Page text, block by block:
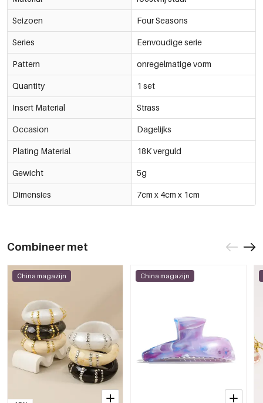
Seizoen Four Seasons
Series Eenvoudige serie
Pattern onregelmatige vorm
Quantity 1 set
Insert Material Strass
Occasion Dagelijks
Plating Material 18K verguld
Gewicht 5g
Dimensies 7cm x 4cm x 1cm
Combineer met
China magazijn China magazijn